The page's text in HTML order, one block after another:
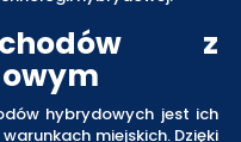
z
hybrydowych jest ich
miejskich. Dzięki